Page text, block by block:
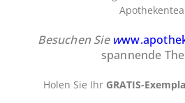
Besuchen Sie w
spannende
Holen Sie Ihr GRATIS-